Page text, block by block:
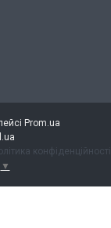
Prom.ua
конфіденційності
▼